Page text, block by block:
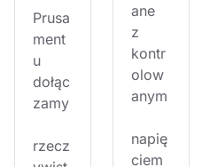
Prusa
ment
u
dołąc
zamy
rzecz
ane
z
kontr
olow
anym
napię
ciem